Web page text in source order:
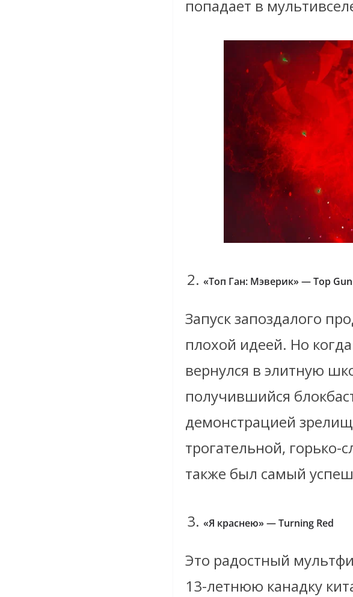
попадает в
«Топ Ган: Мэверик» — Top
Запуск запоздалого
плохой идеей. Но
вернулся в элитную
получившийся
демонстрацией
трогательной, горько-
также был самый
«Я краснею» — Turning Red
Это радостный
13-летнюю канадку